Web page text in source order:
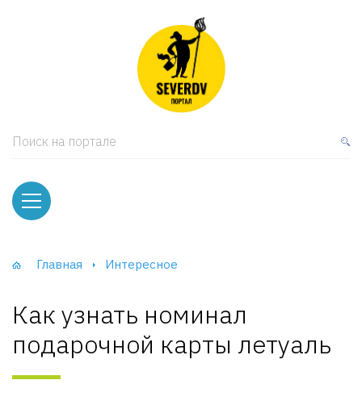
Поиск на портале
Главная Интересное
Как узнать номинал
подарочной карты летуаль
и тумбы